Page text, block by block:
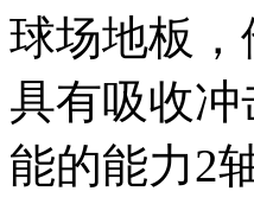
球场地板
具有吸收
能的能力2